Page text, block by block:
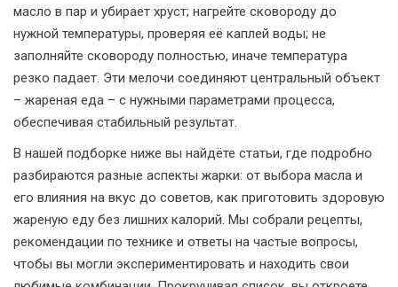
масло в пар и убирает хруст; нагрейте сковороду до
нужной температуры, проверяя её каплей воды; не
заполняйте сковороду полностью, иначе температура
резко падает. Эти мелочи соединяют центральный объект
– жареная еда – с нужными параметрами процесса,
обеспечивая стабильный результат.
В нашей подборке ниже вы найдёте статьи, где подробно
разбираются разные аспекты жарки: от выбора масла и
его влияния на вкус до советов, как приготовить здоровую
жареную еду без лишних калорий. Мы собрали рецепты,
рекомендации по технике и ответы на частые вопросы,
чтобы вы могли экспериментировать и находить свои